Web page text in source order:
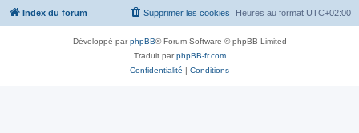
Index du forum Heures au format UTC+02:00
Supprimer les cookies
Développé parphpBB® Forum Software © phpBB Limited
Traduit parphpBB-fr.com
Confidentialité | Conditions